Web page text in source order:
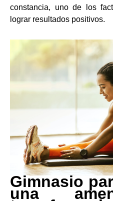
constancia, uno de los
lograr resultados positivos.
Gimnasio
una